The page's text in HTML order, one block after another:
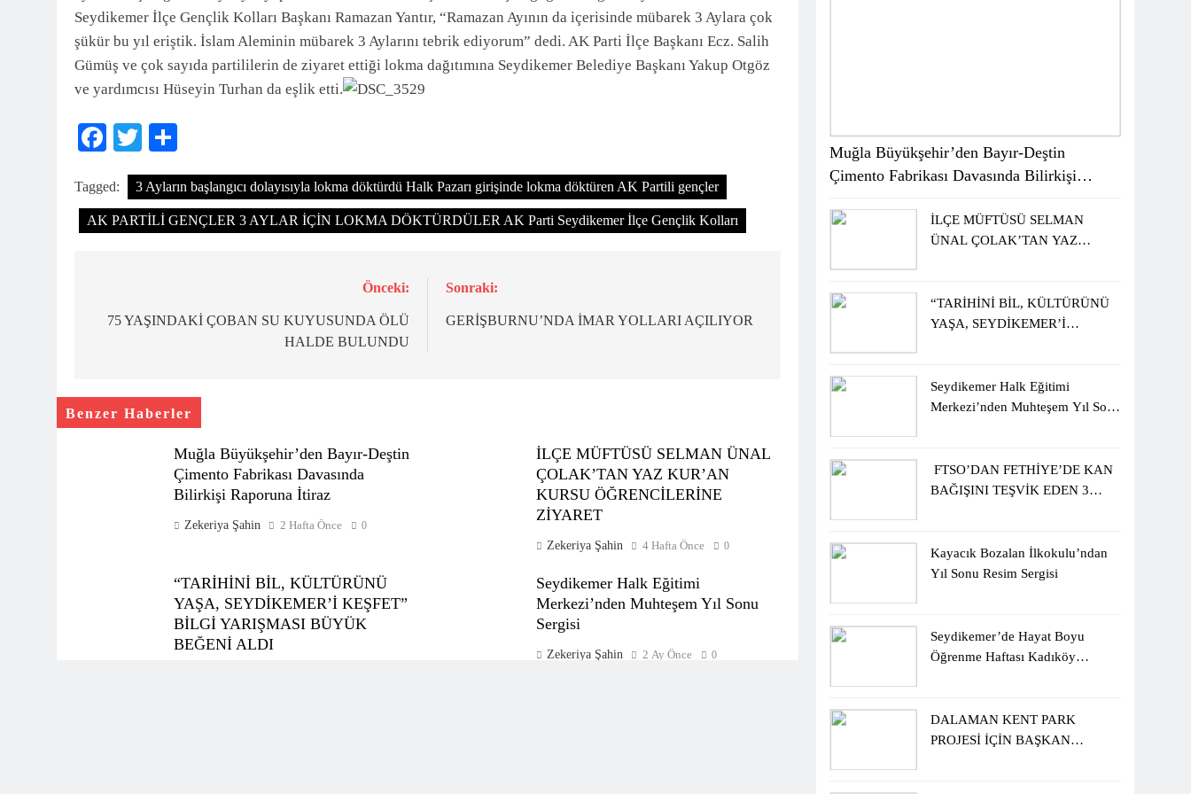
Seydikemer İlçe Gençlik Kolları Başkanı Ramazan Yantır, “Ramazan Ayının da içerisinde mübarek 3 Aylara çok
şükür bu yıl eriştik. İslam Aleminin mübarek 3 Aylarını tebrik ediyorum” dedi. AK Parti İlçe Başkanı Ecz. Salih
Gümüş ve çok sayıda partililerin de ziyaret ettiği lokma dağıtımına Seydikemer Belediye Başkanı Yakup Otgöz
ve yardımcısı Hüseyin Turhan da eşlik etti.
Facebook
Twitter
Tagged: 3 Ayların başlangıcı dolayısıyla lokma döktürdü Halk Pazarı girişinde lokma döktüren AK Partili gençler
AK PARTİLİ GENÇLER 3 AYLAR İÇİN LOKMA DÖKTÜRDÜLER AK Parti Seydikemer İlçe Gençlik Kolları
gezinmesi
Önceki:
75 YAŞINDAKİ ÇOBAN SU KUYUSUNDA ÖLÜ
HALDE BULUNDU
Sonraki:
GERİŞBURNU’NDA İMAR YOLLARI AÇILIYOR
Benzer Haberler
Muğla Büyükşehir’den Bayır-Deştin
Çimento Fabrikası Davasında
Bilirkişi Raporuna İtiraz
Zekeriya Şahin 2 Hafta Önce 0
İLÇE MÜFTÜSÜ SELMAN ÜNAL
ÇOLAK’TAN YAZ KUR’AN
KURSU ÖĞRENCİLERİNE
ZİYARET
Zekeriya Şahin 4 Hafta Önce 0
“TARİHİNİ BİL, KÜLTÜRÜNÜ
YAŞA, SEYDİKEMER’İ KEŞFET”
BİLGİ YARIŞMASI BÜYÜK
BEĞENİ ALDI
Seydikemer Halk Eğitimi
Merkezi’nden Muhteşem Yıl Sonu
Sergisi
Zekeriya Şahin 2 Ay Önce 0
Muğla Büyükşehir’den Bayır-Deştin
Çimento Fabrikası Davasında Bilirkişi
İLÇE MÜFTÜSÜ SELMAN
ÜNAL ÇOLAK’TAN YAZ
“TARİHİNİ BİL, KÜLTÜRÜNÜ
YAŞA, SEYDİKEMER’İ
Seydikemer Halk Eğitimi
Merkezi’nden Muhteşem Yıl Sonu
FTSO’DAN FETHİYE’DE KAN
BAĞIŞINI TEŞVİK EDEN 3
Kayacık Bozalan İlkokulu’ndan
Yıl Sonu Resim Sergisi
Seydikemer’de Hayat Boyu
Öğrenme Haftası Kadıköy
DALAMAN KENT PARK
PROJESİ İÇİN BAŞKAN